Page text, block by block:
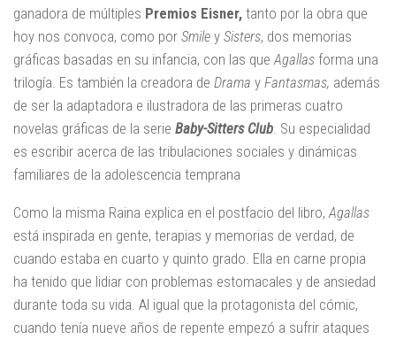
ganadora de múltiples Premios Eisner, tanto por la obra que
hoy nos convoca, como por Smile y Sisters, dos memorias
gráficas basadas en su infancia, con las que Agallas forma una
trilogía. Es también la creadora de Drama y Fantasmas, además
de ser la adaptadora e ilustradora de las primeras cuatro
novelas gráficas de la serie Baby-Sitters Club . Su especialidad
es escribir acerca de las tribulaciones sociales y dinámicas
familiares de la adolescencia temprana
Como la misma Raina explica en el postfacio del libro, Agallas
está inspirada en gente, terapias y memorias de verdad, de
cuando estaba en cuarto y quinto grado. Ella en carne propia
ha tenido que lidiar con problemas estomacales y de ansiedad
durante toda su vida. Al igual que la protagonista del cómic,
cuando tenía nueve años de repente empezó a sufrir ataques